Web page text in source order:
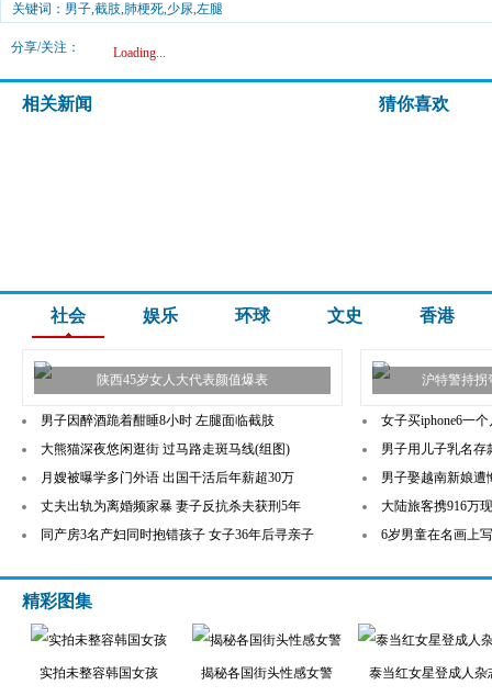
关键词：男子,截肢,肺梗死,少尿,左腿
分享/关注： Loading...
相关新闻 猜你喜欢
社会 娱乐 环球 文史 香港
陕西45岁女人大代表颜值爆表 沪特警持拐
男子因醉酒跪着酣睡8小时 左腿面临截肢
大熊猫深夜悠闲逛街 过马路走斑马线(组图)
月嫂被曝学多门外语 出国干活后年薪超30万
丈夫出轨为离婚频家暴 妻子反抗杀夫获刑5年
同产房3名产妇同时抱错孩子 女子36年后寻亲子
女子买iphone6一
男子用儿子乳名存
男子娶越南新娘遭
大陆旅客携916万
6岁男童在名画上
精彩图集
实拍未整容韩国女孩 揭秘各国街头性感女警 泰当红女星登成人杂